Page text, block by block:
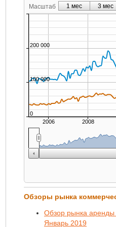
Масштаб
2006 2008
0
100 000
200 000
1 мес 3 мес
Обзоры рынка
Обзор рынка аренды
Январь 2019